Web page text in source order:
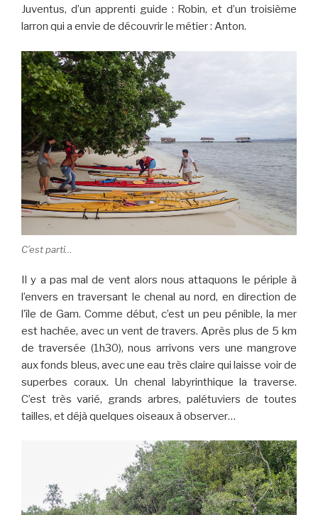
Juventus, d’un apprenti guide : Robin, et d’un troisième
larron qui a envie de découvrir le métier : Anton.
C’est parti…
Il y a pas mal de vent alors nous attaquons le périple à
l’envers en traversant le chenal au nord, en direction de
l’île de Gam. Comme début, c’est un peu pénible, la mer
est hachée, avec un vent de travers. Après plus de 5 km
de traversée (1h30), nous arrivons vers une mangrove
aux fonds bleus, avec une eau très claire qui laisse voir de
superbes coraux. Un chenal labyrinthique la traverse.
C’est très varié, grands arbres, palétuviers de toutes
tailles, et déjà quelques oiseaux à observer…